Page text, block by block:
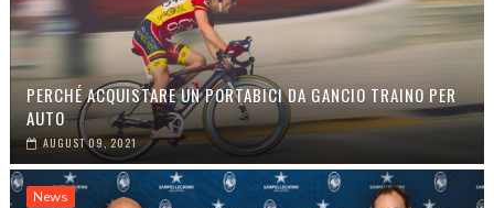
PERCHÉ ACQUISTARE UN PORTABICI DA GANCIO TRAINO PER
AUTO
AUGUST 09, 2021
News